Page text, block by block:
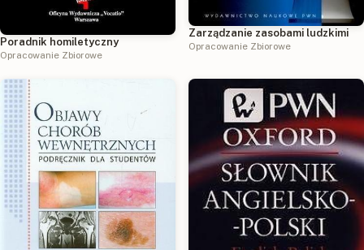
Poradnik homiletyczny
Opracowanie Zbiorowe
Zarządzanie zasobami ludzkimi
Opracowanie Zbiorowe